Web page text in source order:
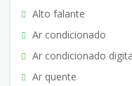
Alto falante
Ar condicionado
Ar condicionado
Ar quente